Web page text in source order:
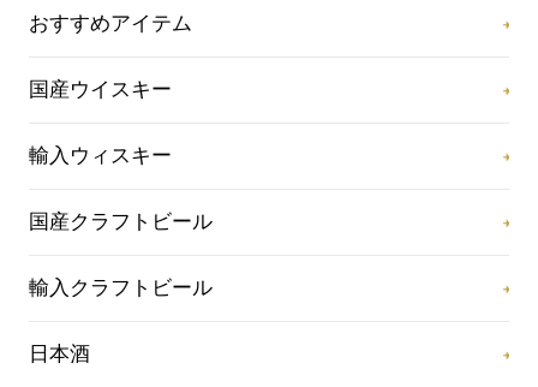
おすすめアイテム
国産ウイスキー
輸入ウィスキー
国産クラフトビール
輸入クラフトビール
日本酒